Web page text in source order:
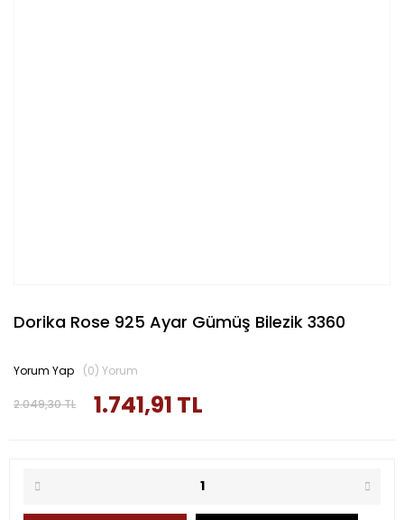
Dorika Rose 925 Ayar Gümüş Bilezik 3360
2.049,30 TL 1.741,91 TL
Yorum Yap (0) Yorum